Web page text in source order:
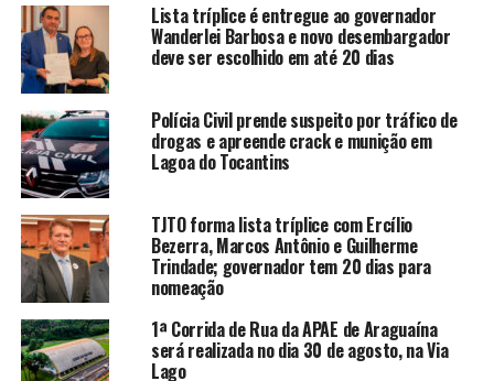
Lista tríplice é entregue ao governador
Wanderlei Barbosa e novo desembargador
deve ser escolhido em até 20 dias
Polícia Civil prende suspeito por tráfico de
drogas e apreende crack e munição em
Lagoa do Tocantins
TJTO forma lista tríplice com Ercílio
Bezerra, Marcos Antônio e Guilherme
Trindade; governador tem 20 dias para
nomeação
1ª Corrida de Rua da APAE de Araguaína
será realizada no dia 30 de agosto, na Via
Lago